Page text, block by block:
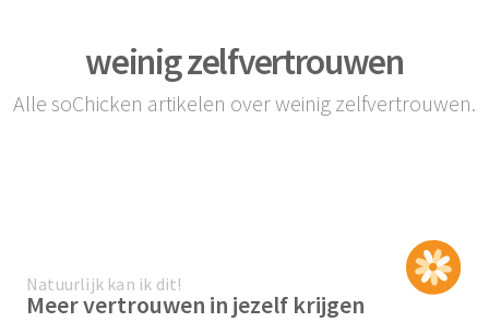
weinig zelfvertrouwen
Alle soChicken artikelen over weinig zelfvertrouwen.
Natuurlijk kan ik dit!
Meer vertrouwen in jezelf krijgen